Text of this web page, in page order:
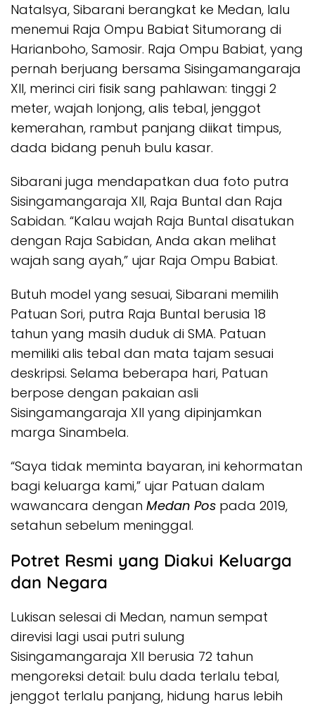
Natalsya, Sibarani berangkat ke Medan, lalu
menemui Raja Ompu Babiat Situmorang di
Harianboho, Samosir. Raja Ompu Babiat, yang
pernah berjuang bersama Sisingamangaraja
XII, merinci ciri fisik sang pahlawan: tinggi 2
meter, wajah lonjong, alis tebal, jenggot
kemerahan, rambut panjang diikat timpus,
dada bidang penuh bulu kasar.
Sibarani juga mendapatkan dua foto putra
Sisingamangaraja XII, Raja Buntal dan Raja
Sabidan. “Kalau wajah Raja Buntal disatukan
dengan Raja Sabidan, Anda akan melihat
wajah sang ayah,” ujar Raja Ompu Babiat.
Butuh model yang sesuai, Sibarani memilih
Patuan Sori, putra Raja Buntal berusia 18
tahun yang masih duduk di SMA. Patuan
memiliki alis tebal dan mata tajam sesuai
deskripsi. Selama beberapa hari, Patuan
berpose dengan pakaian asli
Sisingamangaraja XII yang dipinjamkan
marga Sinambela.
“Saya tidak meminta bayaran, ini kehormatan
bagi keluarga kami,” ujar Patuan dalam
wawancara dengan Medan Pos pada 2019,
setahun sebelum meninggal.
Potret Resmi yang Diakui Keluarga
dan Negara
Lukisan selesai di Medan, namun sempat
direvisi lagi usai putri sulung
Sisingamangaraja XII berusia 72 tahun
mengoreksi detail: bulu dada terlalu tebal,
jenggot terlalu panjang, hidung harus lebih